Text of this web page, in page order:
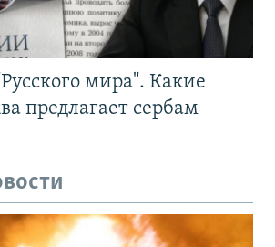
мира". Какие
предлагает сербам